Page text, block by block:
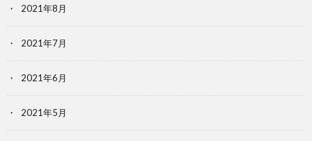
2021年8月
2021年7月
2021年6月
2021年5月